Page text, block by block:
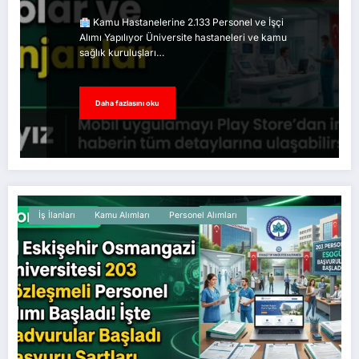
Kamu Hastanelerine 2.133 Personel ve İşçi
Alımı Yapılıyor Üniversite hastaneleri ve kamu
sağlık kuruluşları…
Daha fazlasını oku
İş İlanları Kamu Alımları Personel Alımları